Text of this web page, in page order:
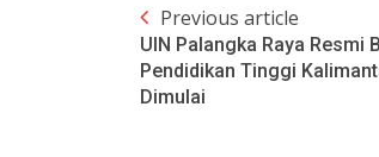
Previous article
UIN Palangka Raya Resmi
Pendidikan Tinggi
Dimulai